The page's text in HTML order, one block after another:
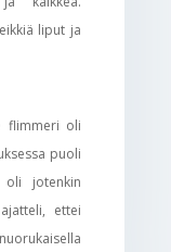
liput ja
flimmeri oli
puoli
jotenkin
ettei